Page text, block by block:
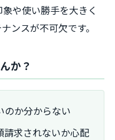
や使い勝手を大きく
ンスが不可欠です。
か？
のか分からない
請求されないか心配